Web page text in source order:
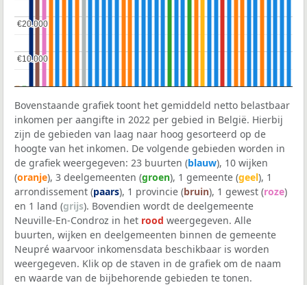
€10.000
€10.000
€20.000
€20.000
Bovenstaande grafiek toont het gemiddeld netto belastbaar
inkomen per aangifte in 2022 per gebied in België. Hierbij
zijn de gebieden van laag naar hoog gesorteerd op de
hoogte van het inkomen. De volgende gebieden worden in
de grafiek weergegeven: 23 buurten (blauw), 10 wijken
(oranje), 3 deelgemeenten (groen), 1 gemeente (geel), 1
arrondissement (paars), 1 provincie (bruin), 1 gewest (roze)
en 1 land (grijs). Bovendien wordt de deelgemeente
Neuville-En-Condroz in het rood weergegeven. Alle
buurten, wijken en deelgemeenten binnen de gemeente
Neupré waarvoor inkomensdata beschikbaar is worden
weergegeven. Klik op de staven in de grafiek om de naam
en waarde van de bijbehorende gebieden te tonen.